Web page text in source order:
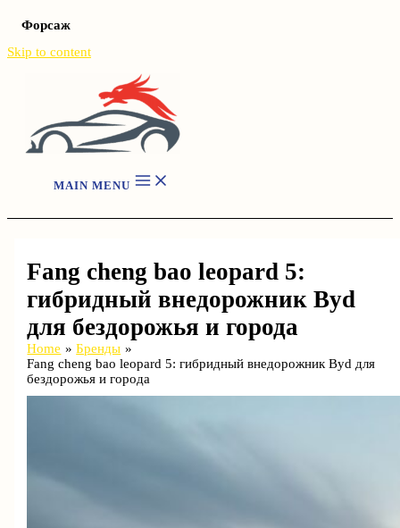
Форсаж
Skip to content
MAIN MENU
Fang cheng bao leopard 5:
гибридный внедорожник Byd
для бездорожья и города
Home
Бренды
Fang cheng bao leopard 5: гибридный внедорожник Byd для
бездорожья и города